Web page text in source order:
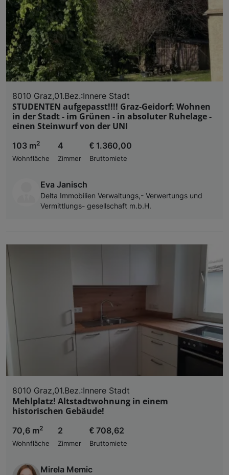
8010 Graz,01.Bez.:Innere Stadt
STUDENTEN aufgepasst!!!! Graz-Geidorf: Wohnen
in der Stadt - im Grünen - in absoluter Ruhelage -
einen Steinwurf von der UNI
103 m2
Wohnfläche
4
Zimmer
€ 1.360,00
Bruttomiete
Eva Janisch
Delta Immobilien Verwaltungs,- Verwertungs und
Vermittlungs- gesellschaft m.b.H.
8010 Graz,01.Bez.:Innere Stadt
Mehlplatz! Altstadtwohnung in einem
historischen Gebäude!
70,6 m2
Wohnfläche
2
Zimmer
€ 708,62
Bruttomiete
Mirela Memic
Verwendung genauer Standortdaten.
Zugriff auf Informationen auf einem Endgerät.
und der Performance von Inhalten,
Liste der Partner (Lieferanten)